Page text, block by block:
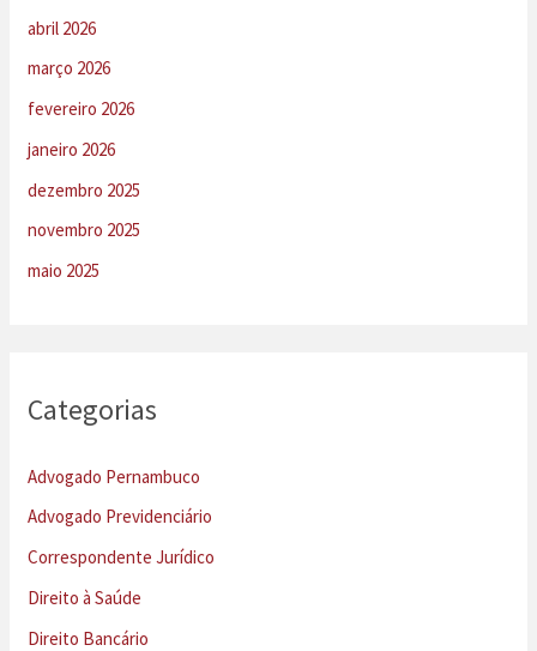
abril 2026
março 2026
fevereiro 2026
janeiro 2026
dezembro 2025
novembro 2025
maio 2025
Categorias
Advogado Pernambuco
Advogado Previdenciário
Correspondente Jurídico
Direito à Saúde
Direito Bancário